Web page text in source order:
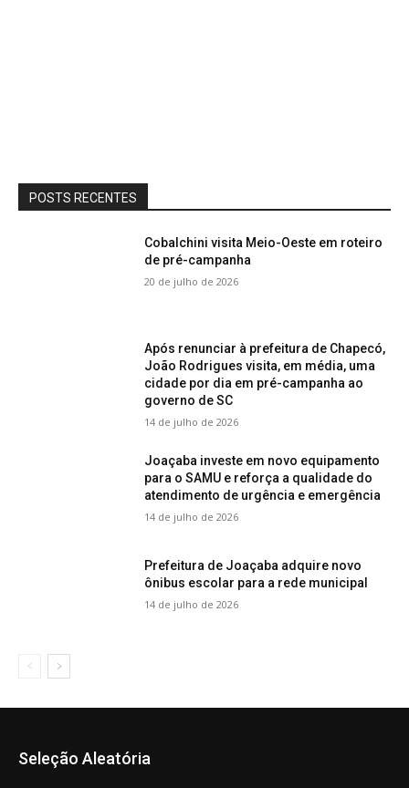
POSTS RECENTES
Cobalchini visita Meio-Oeste em roteiro
de pré-campanha
20 de julho de 2026
Após renunciar à prefeitura de Chapecó,
João Rodrigues visita, em média, uma
cidade por dia em pré-campanha ao
governo de SC
14 de julho de 2026
Joaçaba investe em novo equipamento
para o SAMU e reforça a qualidade do
atendimento de urgência e emergência
14 de julho de 2026
Prefeitura de Joaçaba adquire novo
ônibus escolar para a rede municipal
14 de julho de 2026
Seleção Aleatória